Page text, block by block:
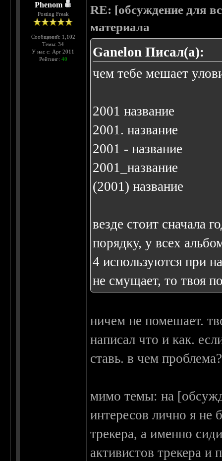
Phenom
Posting Freak
Сообщений: 1,102
Темы: 34
У нас с: Apr 2011
Рейтинг: 40
RE: [обсуждение для
материала
Ganelon Писал(а):
чем тебе мешает
2001 название
2001. название
2001 - название
2001_название
(2001) название
везде стоит сначала
порядку, у всех
4 используются при
не смущает, то твоя
ничем не помешает.
написал что и как.
ставь. в чем проблема?
мимо темы: на
интересов лично я не
трекера, а именно
активистов трекера и